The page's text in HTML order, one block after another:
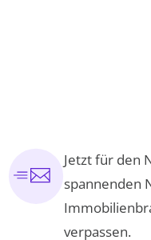
Jetzt für den
spannenden
verpassen.